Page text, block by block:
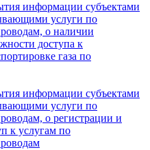
информации субъектами
услуги по
о наличии
доступа к
газа по
информации субъектами
услуги по
о регистрации и
к услугам по